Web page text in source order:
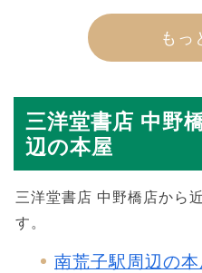
もっ
三洋堂書店 中野
辺の本屋
三洋堂書店 中野橋店から
す。
南荒子駅周辺の本